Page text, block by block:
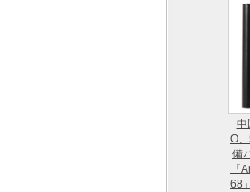
中
O
備
「
68